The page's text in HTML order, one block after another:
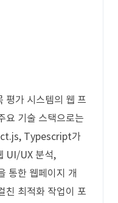
평가 시스템의 웹 프
요 기술 스택으로는
Typescript가
UI/UX 분석,
통한 웹페이지 개
친 최적화 작업이 포